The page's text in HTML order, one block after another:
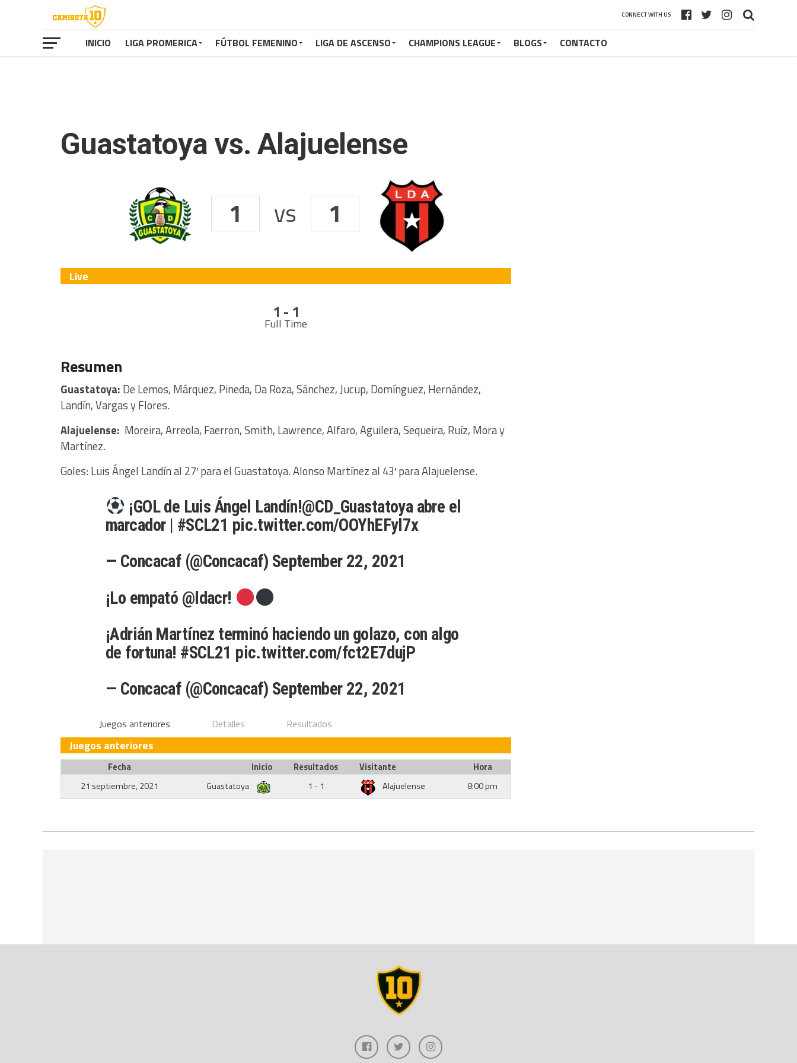
CONNECT WITH US
INICIO LIGA PROMERICA FÚTBOL FEMENINO LIGA DE ASCENSO CHAMPIONS LEAGUE BLOGS CONTACTO
Guastatoya vs. Alajuelense
1 vs 1
Live
1 - 1
Full Time
Resumen
Guastatoya: De Lemos, Márquez, Pineda, Da Roza, Sánchez, Jucup, Domínguez, Hernández,
Landín, Vargas y Flores.
Alajuelense: Moreira, Arreola, Faerron, Smith, Lawrence, Alfaro, Aguilera, Sequeira, Ruíz, Mora y
Martínez.
Goles: Luis Ángel Landín al 27′ para el Guastatoya. Alonso Martínez al 43′ para Alajuelense.
¡GOL de Luis Ángel Landín!@CD_Guastatoyaabre el
marcador | #SCL21 pic.twitter.com/OOYhEFyl7x
— Concacaf (@Concacaf) September 22, 2021
¡Lo empató @ldacr!
¡Adrián Martínez terminó haciendo un golazo, con algo
de fortuna! #SCL21 pic.twitter.com/fct2E7dujP
— Concacaf (@Concacaf) September 22, 2021
Juegos anteriores Detalles Resultados
Juegos anteriores
Fecha Inicio Resultados Visitante
Hora
21 septiembre, 2021
Guastatoya 1 - 1 Alajuelense 8:00 pm